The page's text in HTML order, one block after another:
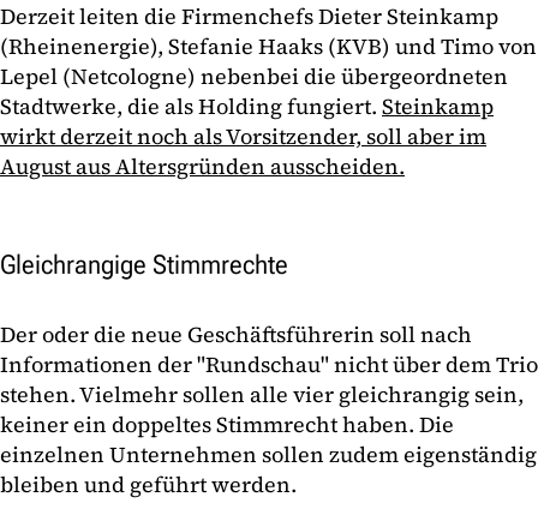
Derzeit leiten die Firmenchefs Dieter Steinkamp
(Rheinenergie), Stefanie Haaks (KVB) und Timo von
Lepel (Netcologne) nebenbei die übergeordneten
Stadtwerke, die als Holding fungiert. Steinkamp
wirkt derzeit noch als Vorsitzender, soll aber im
August aus Altersgründen ausscheiden.
Gleichrangige Stimmrechte
Der oder die neue Geschäftsführerin soll nach
Informationen der "Rundschau" nicht über dem Trio
stehen. Vielmehr sollen alle vier gleichrangig sein,
keiner ein doppeltes Stimmrecht haben. Die
einzelnen Unternehmen sollen zudem eigenständig
bleiben und geführt werden.